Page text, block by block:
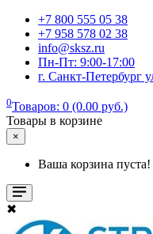
+7 800 555 05 38
+7 958 578 02 38
info@sksz.ru
Пн-Пт: 9:00-17:00
г. Санкт-Петербург
0Товаров: 0 (0.00 руб.)
Товары в корзине
×
Ваша корзина пуста!
✖